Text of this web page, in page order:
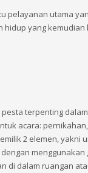
pelayanan utama
yang
terpenting
acara:
2 elemen, yakni
menggunakan
di dalam ruangan